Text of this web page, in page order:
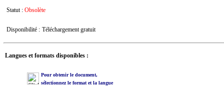
Statut : Obsolète
Disponibilité : Téléchargement gratuit
Langues et formats disponibles :
Pour obtenir le document,
sélectionnez le format et la langue